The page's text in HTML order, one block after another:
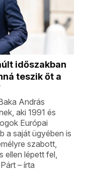
időszakban
teszik őt a
András
aki 1991 és
Európai
a saját ügyében is
szabott,
ellen lépett fel,
– írta